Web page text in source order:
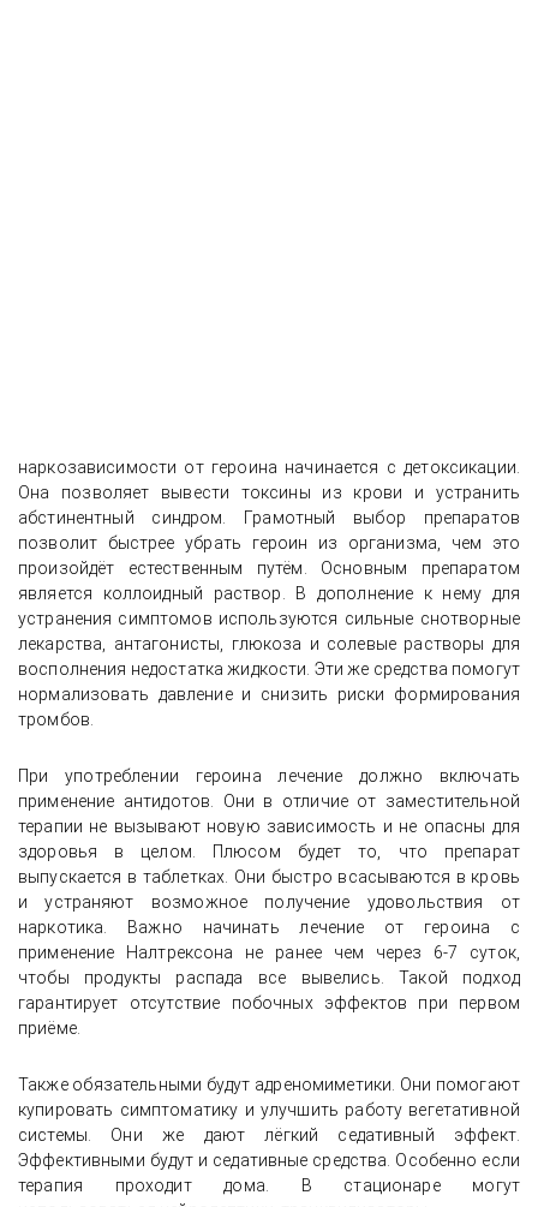
наркозависимости от героина начинается с детоксикации.
Она позволяет вывести токсины из крови и устранить
абстинентный синдром. Грамотный выбор препаратов
позволит быстрее убрать героин из организма, чем это
произойдёт естественным путём. Основным препаратом
является коллоидный раствор. В дополнение к нему для
устранения симптомов используются сильные снотворные
лекарства, антагонисты, глюкоза и солевые растворы для
восполнения недостатка жидкости. Эти же средства помогут
нормализовать давление и снизить риски формирования
тромбов.
При употреблении героина лечение должно включать
применение антидотов. Они в отличие от заместительной
терапии не вызывают новую зависимость и не опасны для
здоровья в целом. Плюсом будет то, что препарат
выпускается в таблетках. Они быстро всасываются в кровь
и устраняют возможное получение удовольствия от
наркотика. Важно начинать лечение от героина с
применение Налтрексона не ранее чем через 6-7 суток,
чтобы продукты распада все вывелись. Такой подход
гарантирует отсутствие побочных эффектов при первом
приёме.
Также обязательными будут адреномиметики. Они помогают
купировать симптоматику и улучшить работу вегетативной
системы. Они же дают лёгкий седативный эффект.
Эффективными будут и седативные средства. Особенно если
терапия проходит дома. В стационаре могут